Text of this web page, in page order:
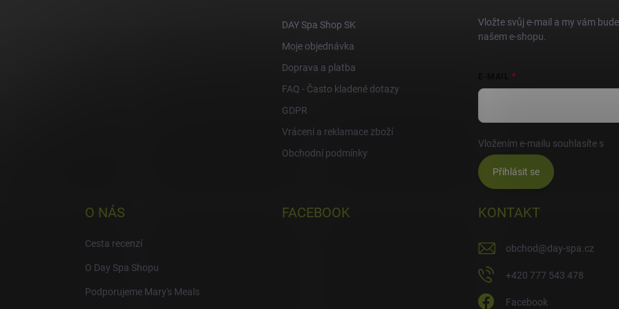
DAY Spa Shop SK
Moje objednávka
Doprava a platba
FAQ - Často kladené dotazy
GDPR
Vrácení a reklamace zboží
Obchodní podmínky
Vložte svůj e-mail a my vám
našem e-shopu.
Vložením e-mailu souhlasíte s
Přihlásit se
O NÁS
Cesta recenzí
O Day Spa Shopu
Podporujeme Mary's Meals
FACEBOOK KONTAKT
obchod@day-spa.cz
+420 777 543 478
Facebook